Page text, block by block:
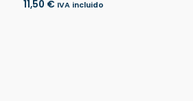
11,50 € IVA incluido